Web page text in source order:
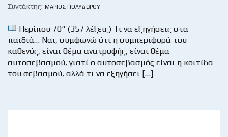
Συντάκτης: ΜΆΡΙΟΣ ΠΟΛΥΔΏΡΟΥ
Περίπου 70“ (357 λέξεις) Τι να εξηγήσεις στα
παιδιά… Ναι, συμφωνώ ότι η συμπεριφορά του
καθενός, είναι θέμα ανατροφής, είναι θέμα
αυτοσεβασμού, γιατί ο αυτοσεβασμός είναι η κοιτίδα
του σεβασμού, αλλά τι να εξηγήσει […]